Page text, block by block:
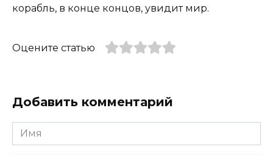
корабль, в конце концов, увидит мир.
Оцените статью
Добавить комментарий
Имя
*